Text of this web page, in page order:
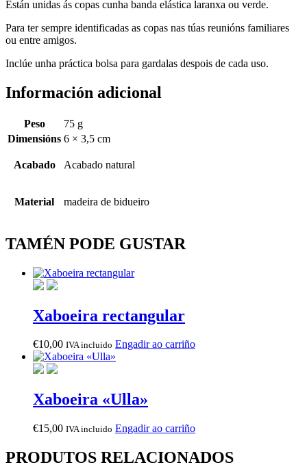
Están unidas ás copas cunha banda elástica laranxa ou verde.
Para ter sempre identificadas as copas nas túas reunións familiares
ou entre amigos.
Inclúe unha práctica bolsa para gardalas despois de cada uso.
Información adicional
Peso
75 g
Dimensións 6 × 3,5 cm
Acabado Acabado natural
Material madeira de bidueiro
TAMÉN PODE GUSTAR
Xaboeira rectangular
€10,00 IVA incluido Engadir ao carriño
Xaboeira «Ulla»
€15,00 IVA incluido Engadir ao carriño
PRODUTOS RELACIONADOS